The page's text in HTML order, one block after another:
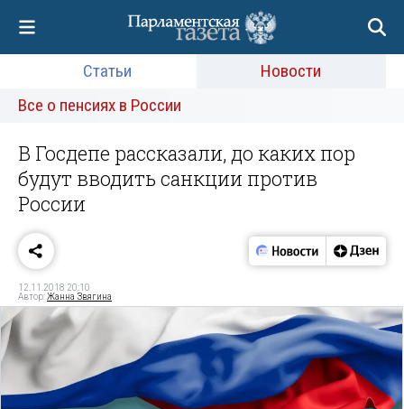
Статьи
Новости
Все о пенсиях в России
В Госдепе рассказали, до каких пор
будут вводить санкции против
России
12.11.2018 20:10
Автор:Жанна Звягина